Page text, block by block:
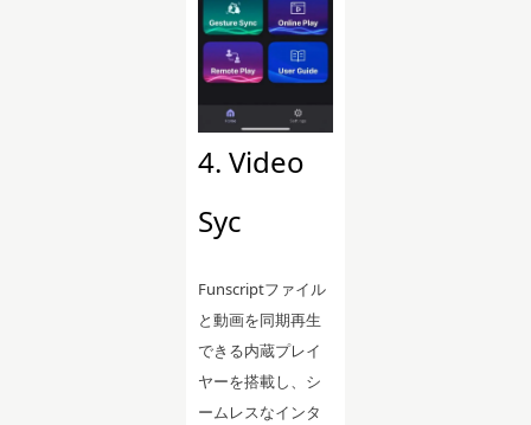
4. Video
Syc
Funscriptファイル
と動画を同期再生
できる内蔵プレイ
ヤーを搭載し、シ
ームレスなインタ